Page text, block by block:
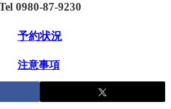
0980-87-9230
予約状況
注意事項